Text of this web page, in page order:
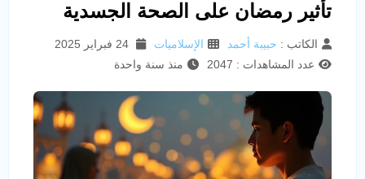
تأثير رمضان على الصحة الجسدية
الكاتب : حبيبة أحمد الإسلاميات
عدد المشاهدات : 2047
منذ سنة واحدة